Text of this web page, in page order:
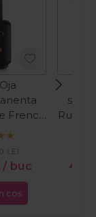
French
Blush
/ buc
LEI
cos